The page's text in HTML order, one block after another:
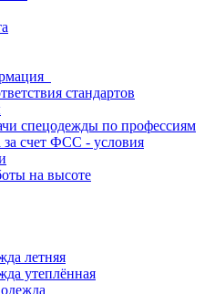
стандартов
спецодежды по профессиям
счет ФСС - условия
на высоте
летняя
утеплённая